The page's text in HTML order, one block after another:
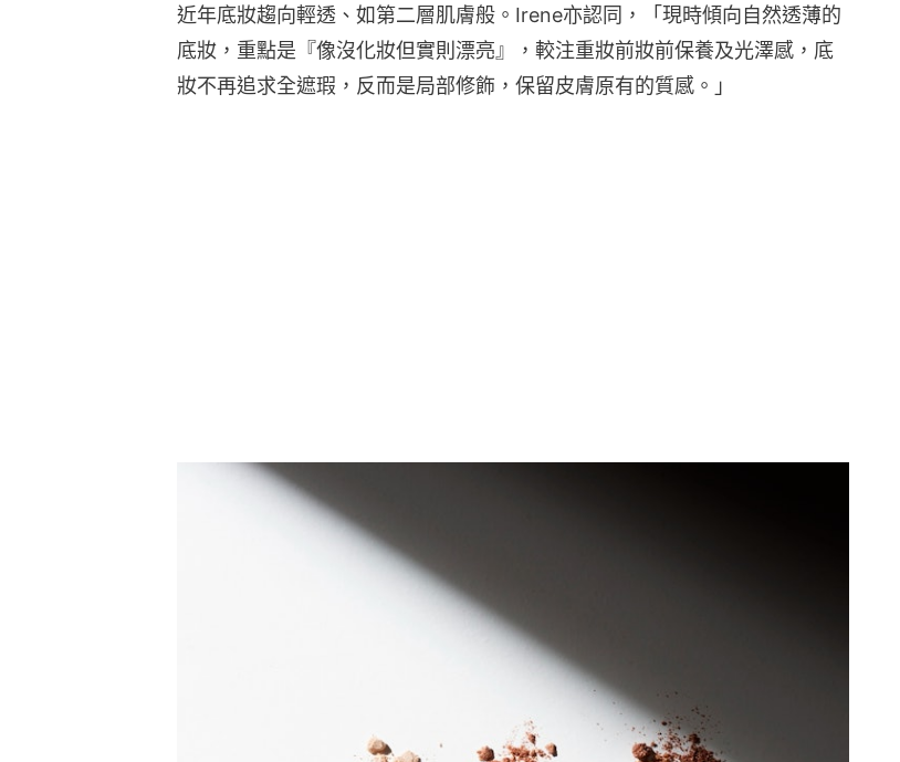
近年底妝趨向輕透、如第二層肌膚般。Irene亦認同，「現時傾向自然透薄的
底妝，重點是『像沒化妝但實則漂亮』，較注重妝前妝前保養及光澤感，底
妝不再追求全遮瑕，反而是局部修飾，保留皮膚原有的質感。」